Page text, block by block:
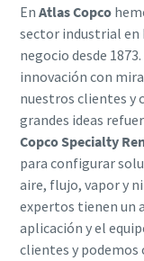
En Atlas Copco
sector industrial en
negocio desde
innovación con
nuestros clientes y
grandes ideas
Copco Specialty
para configurar
aire, flujo, vapor y
expertos tienen un
aplicación y el
clientes y